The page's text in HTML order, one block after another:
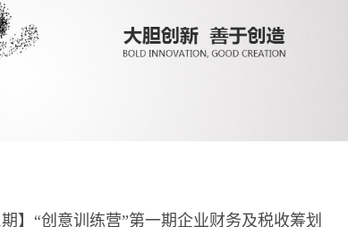
】“创意训练营”第一期企业财务及税收筹划